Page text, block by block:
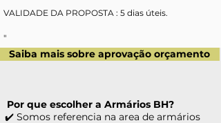
VALIDADE DA PROPOSTA : 5 dias úteis.
"
Saiba mais sobre aprovação orçamento
✔️ Somos referencia na area de armários
Por que escolher a Armários BH?